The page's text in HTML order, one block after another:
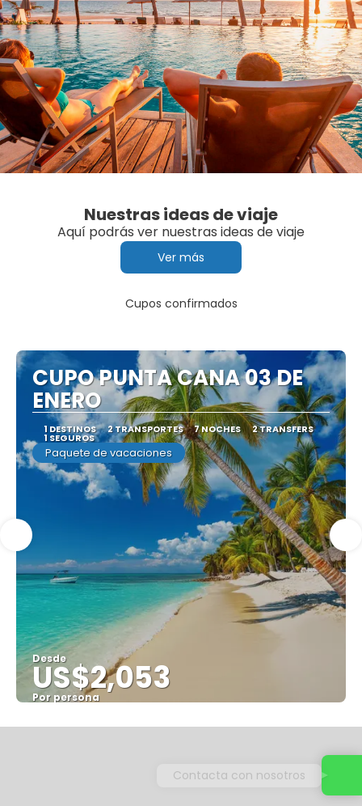
Nuestras ideas de viaje
Aquí podrás ver nuestras ideas de viaje
Ver más
Cupos confirmados
CUPO PUNTA CANA 03 DE
ENERO
1 DESTINOS 2 TRANSPORTES 7 NOCHES 2 TRANSFERS
1 SEGUROS
Paquete de vacaciones
Desde
US$2,053
Por persona
Contacta con nosotros